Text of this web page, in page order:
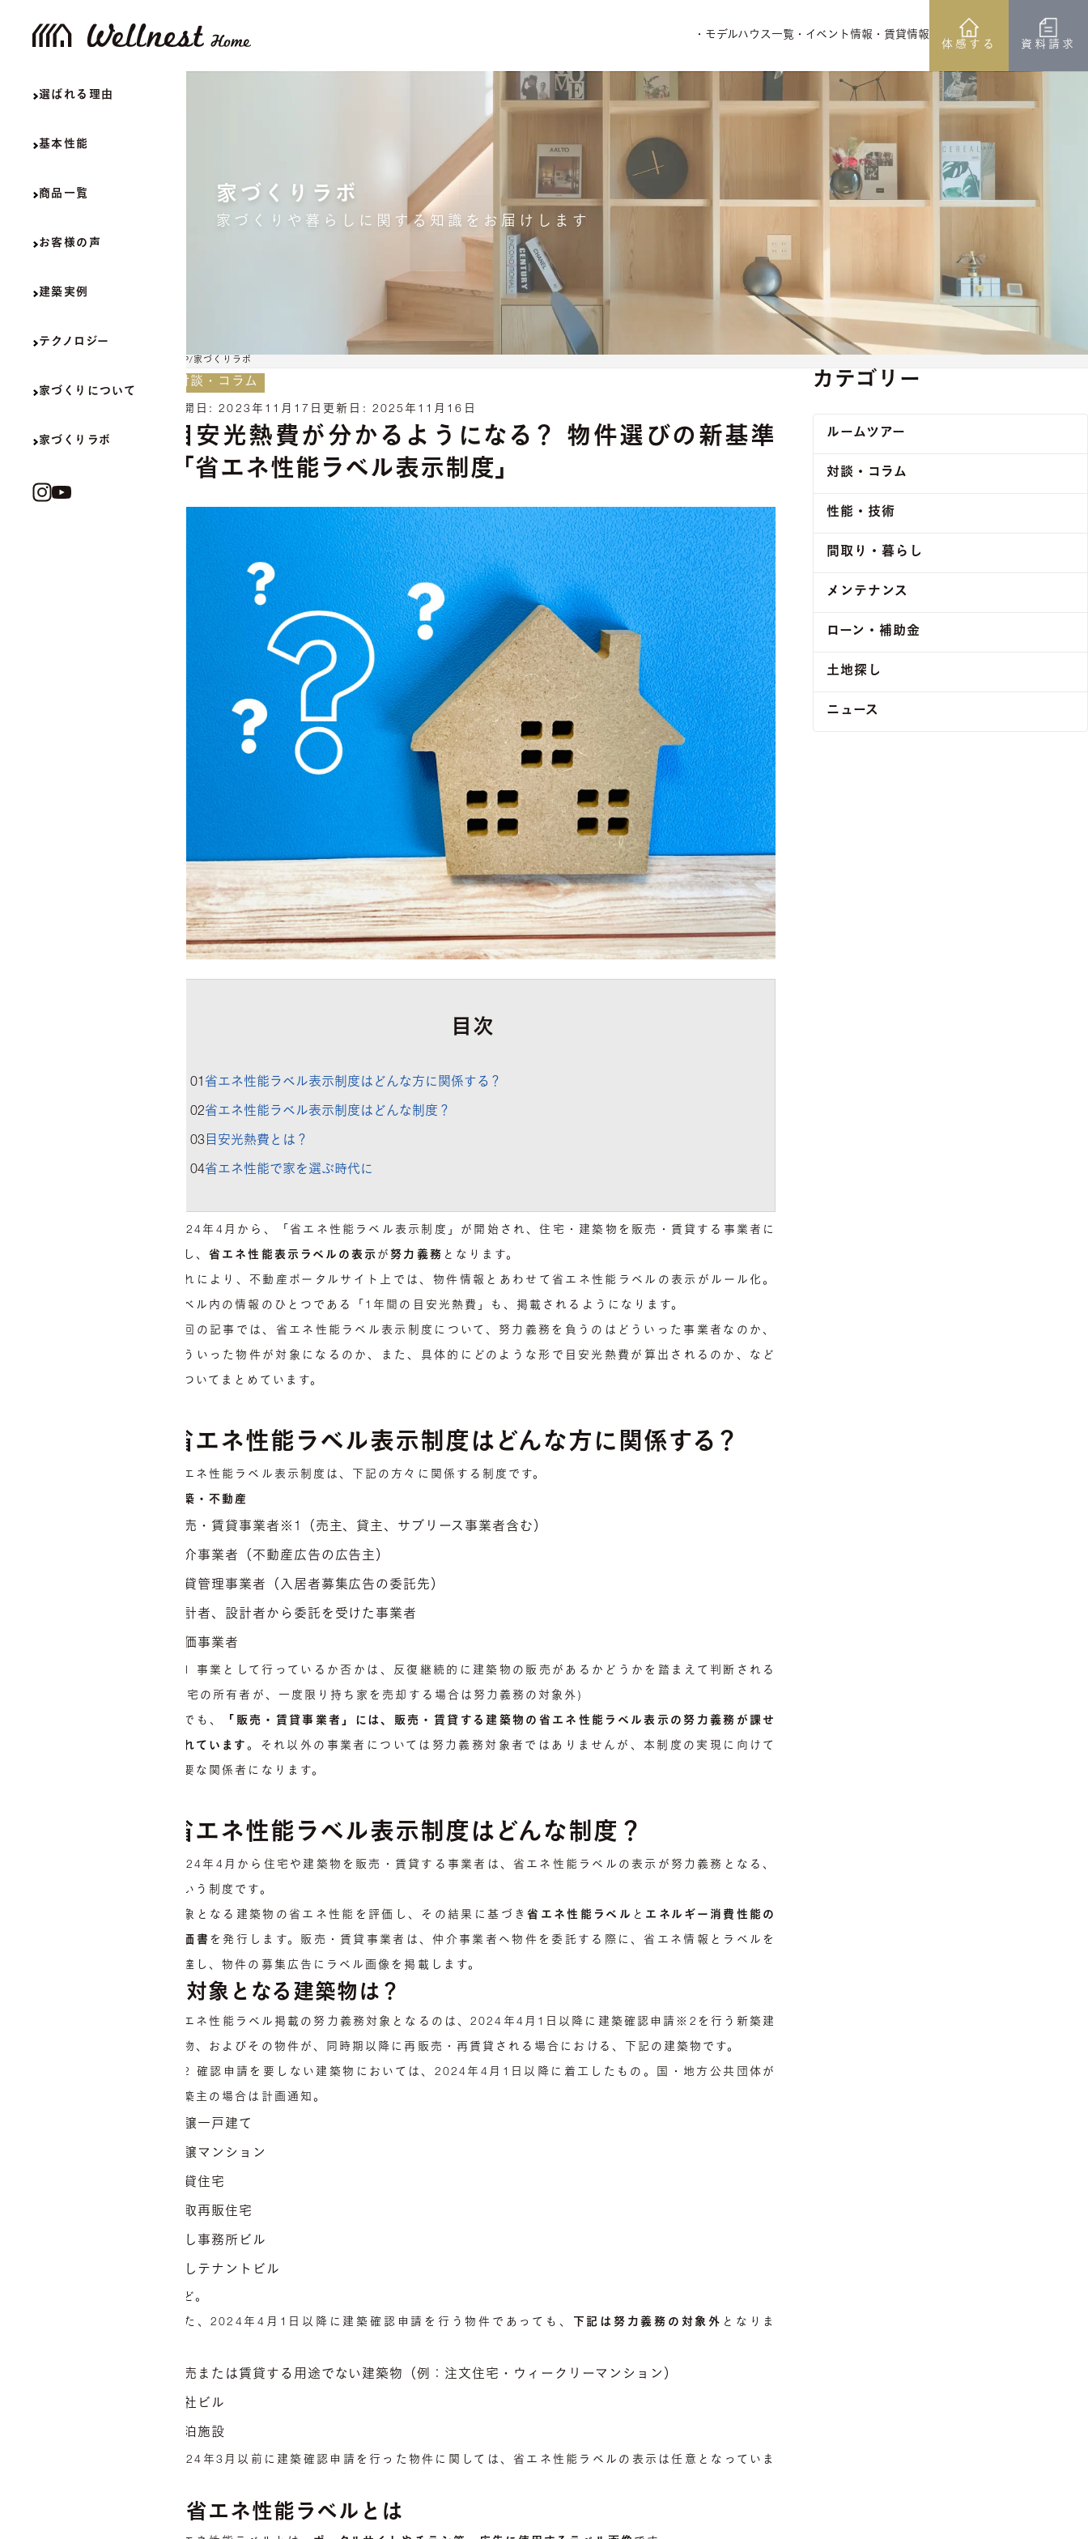
・モデルハウス一覧 ・イベント情報 ・賃貸情報
体感する
資料請求
選ばれる理由
基本性能
商品一覧
お客様の声
建築実例
テクノロジー
家づくりについて
家づくりラボ
家づくりラボ
家づくりや暮らしに関する知識をお届けします
TOP 家づくりラボ
対談・コラム
公開日:2023年11月17日 更新日: 2025年11月16日
目安光熱費が分かるようになる？ 物件選びの新基準
「省エネ性能ラベル表示制度」
目次
01 省エネ性能ラベル表示制度はどんな方に関係する？
02省エネ性能ラベル表示制度はどんな制度？
03 目安光熱費とは？
04省エネ性能で家を選ぶ時代に
2024年4月から、「省エネ性能ラベル表示制度」が開始され、住宅・建築物を販売・賃貸する事業者に
対し、省エネ性能表示ラベルの表示 が 努力義務 となります。
これにより、不動産ポータルサイト上では、物件情報とあわせて省エネ性能ラベルの表示がルール化。
ラベル内の情報のひとつである「1年間の目安光熱費」も、掲載されるようになります。
今回の記事では、省エネ性能ラベル表示制度について、努力義務を負うのはどういった事業者なのか、
どういった物件が対象になるのか、また、具体的にどのような形で目安光熱費が算出されるのか、など
についてまとめています。
省エネ性能ラベル表示制度はどんな方に関係する？
省エネ性能ラベル表示制度は、下記の方々に関係する制度です。
建築・不動産
販売・賃貸事業者※1（売主、貸主、サブリース事業者含む）
仲介事業者（不動産広告の広告主）
賃貸管理事業者（入居者募集広告の委託先）
設計者、設計者から委託を受けた事業者
評価事業者
※1 事業として行っているか否かは、反復継続的に建築物の販売があるかどうかを踏まえて判断される
(住宅の所有者が、一度限り持ち家を売却する場合は努力義務の対象外)
中でも、 「販売・賃貸事業者」には、販売・賃貸する建築物の省エネ性能ラベル表示の努力義務が課せ
られています。それ以外の事業者については努力義務対象者ではありませんが、本制度の実現に向けて
重要な関係者になります。
省エネ性能ラベル表示制度はどんな制度？
2024年4月から住宅や建築物を販売・賃貸する事業者は、省エネ性能ラベルの表示が努力義務となる、
という制度です。
対象となる建築物の省エネ性能を評価し、その結果に基づき省エネ性能ラベル と エネルギー消費性能の
評価書 を発行します。販売・賃貸事業者は、仲介事業者へ物件を委託する際に、省エネ情報とラベルを
伝達し、物件の募集広告にラベル画像を掲載します。
対象となる建築物は？
省エネ性能ラベル掲載の努力義務対象となるのは、2024年4月1日以降に建築確認申請※2を行う新築建
築物、およびその物件が、同時期以降に再販売・再賃貸される場合における、下記の建築物です。
※2 確認申請を要しない建築物においては、2024年4月1日以降に着工したもの。国・地方公共団体が
建築主の場合は計画通知。
分譲一戸建て
分譲マンション
賃貸住宅
買取再販住宅
貸し事務所ビル
貸しテナントビル
など。
また、2024年4月1日以降に建築確認申請を行う物件であっても、 下記は努力義務の対象外 となりま
販売または賃貸する用途でない建築物（例：注文住宅・ウィークリーマンション）
自社ビル
民泊施設
2024年3月以前に建築確認申請を行った物件に関しては、省エネ性能ラベルの表示は任意となっていま
省エネ性能ラベルとは
カテゴリー
ルームツアー
対談・コラム
性能・技術
間取り・暮らし
メンテナンス
ローン・補助金
土地探し
ニュース